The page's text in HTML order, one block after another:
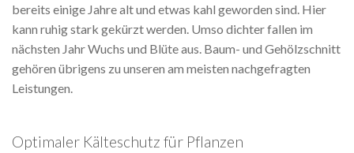
bereits einige Jahre alt und etwas kahl geworden sind. Hier
kann ruhig stark gekürzt werden. Umso dichter fallen im
nächsten Jahr Wuchs und Blüte aus. Baum- und Gehölzschnitt
gehören übrigens zu unseren am meisten nachgefragten
Leistungen.
Optimaler Kälteschutz für Pflanzen